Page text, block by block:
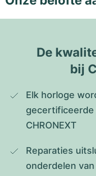
De
bij
Elk horloge
gecertificeerde
CHRONEXT
Reparaties
onderdelen